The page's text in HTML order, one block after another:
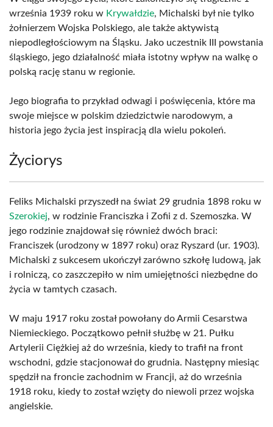
września 1939 roku w Krywałdzie, Michalski był nie tylko
żołnierzem Wojska Polskiego, ale także aktywistą
niepodległościowym na Śląsku. Jako uczestnik III powstania
śląskiego, jego działalność miała istotny wpływ na walkę o
polską rację stanu w regionie.
Jego biografia to przykład odwagi i poświęcenia, które ma
swoje miejsce w polskim dziedzictwie narodowym, a
historia jego życia jest inspiracją dla wielu pokoleń.
Życiorys
Feliks Michalski przyszedł na świat 29 grudnia 1898 roku w
Szerokiej, w rodzinie Franciszka i Zofii z d. Szemoszka. W
jego rodzinie znajdował się również dwóch braci:
Franciszek (urodzony w 1897 roku) oraz Ryszard (ur. 1903).
Michalski z sukcesem ukończył zarówno szkołę ludową, jak
i rolniczą, co zaszczepiło w nim umiejętności niezbędne do
życia w tamtych czasach.
W maju 1917 roku został powołany do Armii Cesarstwa
Niemieckiego. Początkowo pełnił służbę w 21. Pułku
Artylerii Ciężkiej aż do września, kiedy to trafił na front
wschodni, gdzie stacjonował do grudnia. Następny miesiąc
spędził na froncie zachodnim w Francji, aż do września
1918 roku, kiedy to został wzięty do niewoli przez wojska
angielskie.